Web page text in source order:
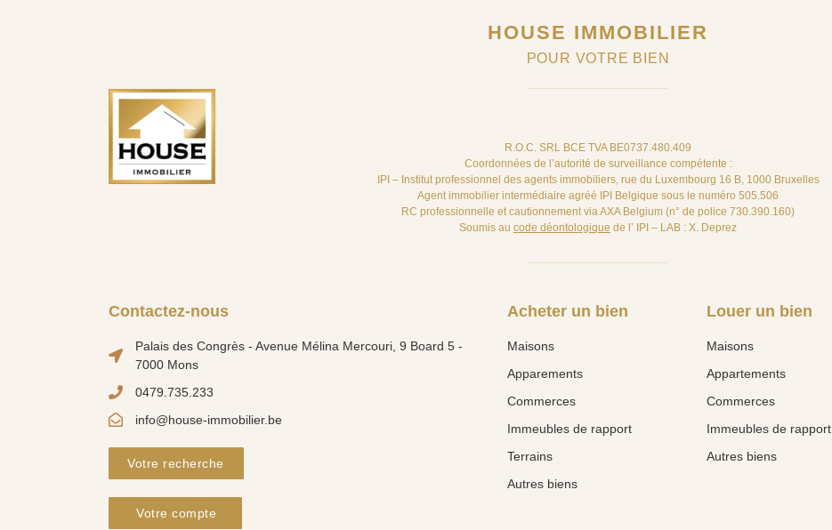
HOUSE IMMOBILIER
POUR VOTRE BIEN
R.O.C. SRL BCE TVA BE0737.480.409
Coordonnées de l’autorité de surveillance compétente :
IPI – Institut professionnel des agents immobiliers, rue du Luxembourg 16 B, 1000 Bruxelles
Agent immobilier intermédiaire agréé IPI Belgique sous le numéro 505.506
RC professionnelle et cautionnement via AXA Belgium (n° de police 730.390.160)
Soumis au code déontologique de l’ IPI – LAB : X. Deprez
Contactez-nous
Palais des Congrès - Avenue Mélina Mercouri, 9 Board 5 -
7000 Mons
0479.735.233
info@house-immobilier.be
Votre recherche
Votre compte
Acheter un bien
Maisons
Apparements
Commerces
Immeubles de rapport
Terrains
Autres biens
Louer un bien
Maisons
Appartements
Commerces
Immeubles de rapport
Autres biens